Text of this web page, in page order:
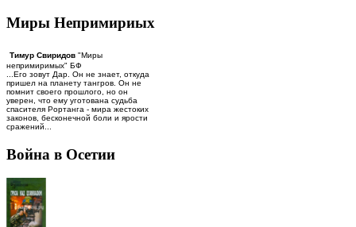
Миры Непримириых
Тимур Свиридов "Миры
непримиримых" БФ
...Его зовут Дар. Он не знает, откуда
пришел на планету тангров. Он не
помнит своего прошлого, но он
уверен, что ему уготована судьба
спасителя Рортанга - мира жестоких
законов, бесконечной боли и ярости
сражений...
Война в Осетии